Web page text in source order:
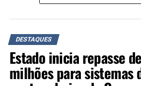
“Esse diálogo com
Secretaria da
passo importante
as demandas
DESTAQUES
Estado inicia repasse
milhões para sistemas